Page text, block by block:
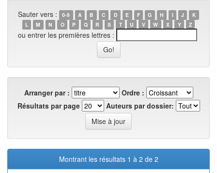
Sauter vers : 0-9 A B C D E F G H I J
K
L
M N O P Q R S T U V W X Y Z
ou entrer les premières lettres :
Arranger par :
Ordre :
Résultats par page
Auteurs par dossier:
Montrant les résultats 1 à 2 de 2